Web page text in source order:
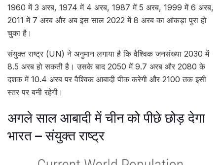
1960 में 3 अरब, 1974 में 4 अरब, 1987 में 5 अरब, 1999 में 6 अरब,
2011 में 7 अरब और अब इस साल 2022 में 8 अरब का आंकड़ा पुरा हो
चुका है।
संयुक्त राष्ट्र (UN) ने अनुमान लगाया है कि वैश्विक जनसंख्या 2030 में
8.5 अरब हो सकती है। उसके बाद 2050 में 9.7 अरब और 2080 के
दशक में 10.4 अरब पर वैश्विक आबादी पीक करेगी और 2100 तक इसी
स्तर पर बनी रहेगी।
अगले साल आबादी में चीन को पीछे छोड़ देगा
भारत – संयुक्त राष्ट्र